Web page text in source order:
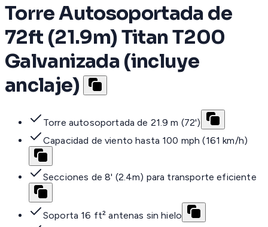
Torre Autosoportada de
72ft (21.9m) Titan T200
Galvanizada (incluye
anclaje)
Torre autosoportada de 21.9 m (72')
Capacidad de viento hasta 100 mph (161 km/h)
Secciones de 8' (2.4m) para transporte eficiente
Soporta 16 ft² antenas sin hielo